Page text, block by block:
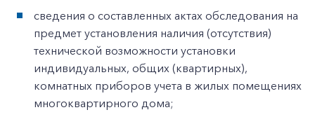
сведения о составленных актах обследования на
предмет установления наличия (отсутствия)
технической возможности установки
индивидуальных, общих (квартирных),
комнатных приборов учета в жилых помещениях
многоквартирного дома;